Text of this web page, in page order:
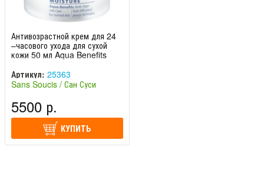
Антивозрастной крем для 24
–часового ухода для сухой
кожи 50 мл Aqua Benefits
Anti-age 24-h
Артикул: 25363
Sans Soucis / Сан Суси
5500 р.
КУПИТЬ